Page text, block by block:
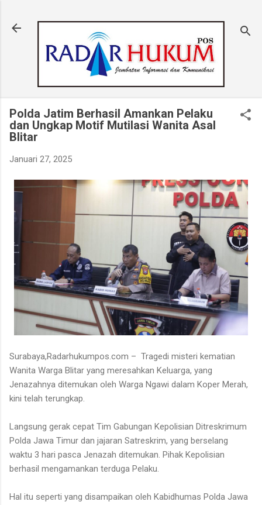
Polda Jatim Berhasil Amankan Pelaku
dan Ungkap Motif Mutilasi Wanita Asal
Blitar
Januari 27, 2025
Surabaya,Radarhukumpos.com – Tragedi misteri kematian
Wanita Warga Blitar yang meresahkan Keluarga, yang
Jenazahnya ditemukan oleh Warga Ngawi dalam Koper Merah,
kini telah terungkap.
Langsung gerak cepat Tim Gabungan Kepolisian Ditreskrimum
Polda Jawa Timur dan jajaran Satreskrim, yang berselang
waktu 3 hari pasca Jenazah ditemukan. Pihak Kepolisian
berhasil mengamankan terduga Pelaku.
Hal itu seperti yang disampaikan oleh Kabidhumas Polda Jawa